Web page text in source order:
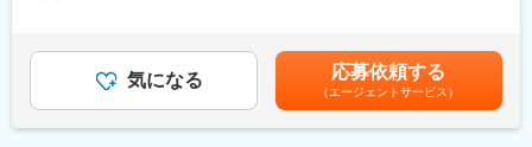
※国内出張の頻度は1~3回/年です。（海外出張はほとんどありませ
ん。）
性質ならびに製造・品質管理に関する資料の整備・評価・助言・
企画の設定
・試験方法に関する資料の評価・助言
安の金額であり、選考を通じて上下する可能性があります。月給
(月額)は固定手当を含めた表記です。
気になる 応募依頼する
（エージェントサービス）